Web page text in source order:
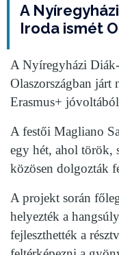
A
Iroda ismét
A Nyíregyházi
Olaszországban járt
Erasmus+
A festői Magliano
egy hét, ahol török,
közösen dolgozták
A projekt során
helyezték a
fejleszthették a